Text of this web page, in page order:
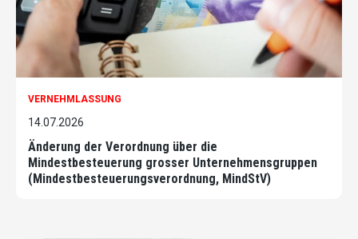
VERNEHMLASSUNG
14.07.2026
Änderung der Verordnung über die
Mindestbesteuerung grosser Unternehmensgruppen
(Mindestbesteuerungsverordnung, MindStV)